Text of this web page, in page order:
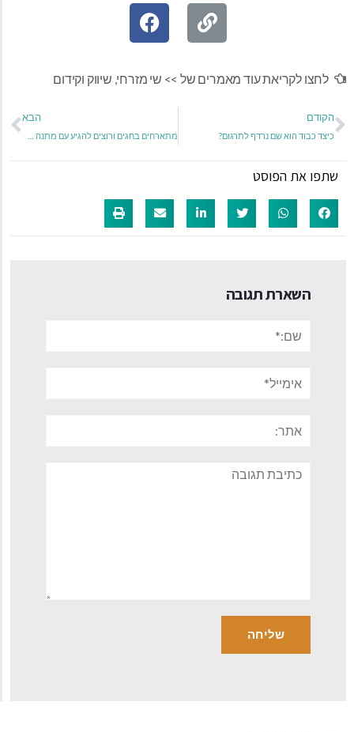
לחצו לקריאת עוד מאמרים של >> שי מזרחי, שיווק וקידום
הקודם
כיצד כבוד הוא שם נרדף לתרגום?
הבא
שתפו את הפוסט
השארת תגובה
תגובה